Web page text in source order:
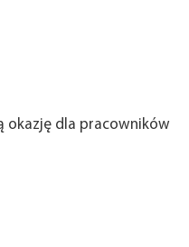
okazję dla pracowników